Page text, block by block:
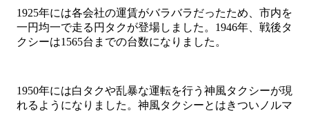
1925年には各会社の運賃がバラバラだったため、市内を
一円均一で走る円タクが登場しました。1946年、戦後タ
クシーは1565台までの台数になりました。
1950年には白タクや乱暴な運転を行う神風タクシーが現
れるようになりました。神風タクシーとはきついノルマ